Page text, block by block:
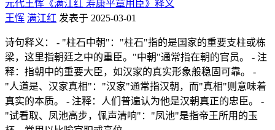
元代王恽《满江红 寿康平章用臣》释义
王恽 满江红 发表于 2025-03-01
诗句释义： - "柱石中朝"："柱石"指的是国家的重要支柱或栋
梁，这里指朝廷之中的重臣。"中朝"通常指在朝的官员。 - 注
释：指朝中的重要大臣，如汉家的真实形象般稳固可靠。 -
"人道是、汉家真相"："汉家"通常指汉朝，而"真相"则意味着
真实的本质。 - 注释：人们普遍认为他是汉朝真正的忠臣。 -
"试看取、凤池高步，佩声清响"："凤池"是指帝王所用的玉